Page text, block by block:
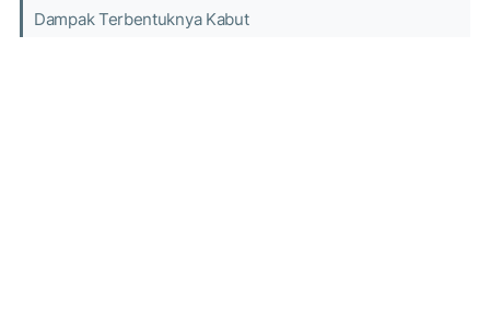
Dampak Terbentuknya Kabut